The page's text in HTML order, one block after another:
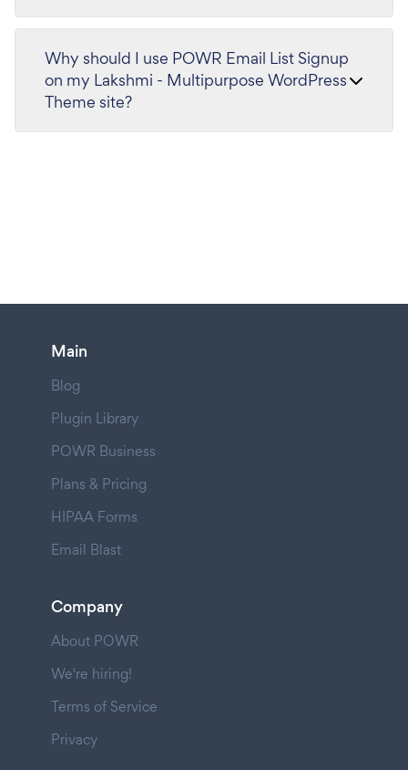
Why should I use POWR Email List Signup
on my Lakshmi - Multipurpose WordPress
Theme site?
Main
Blog
Plugin Library
POWR Business
Plans & Pricing
HIPAA Forms
Email Blast
Company
About POWR
We're hiring!
Terms of Service
Privacy